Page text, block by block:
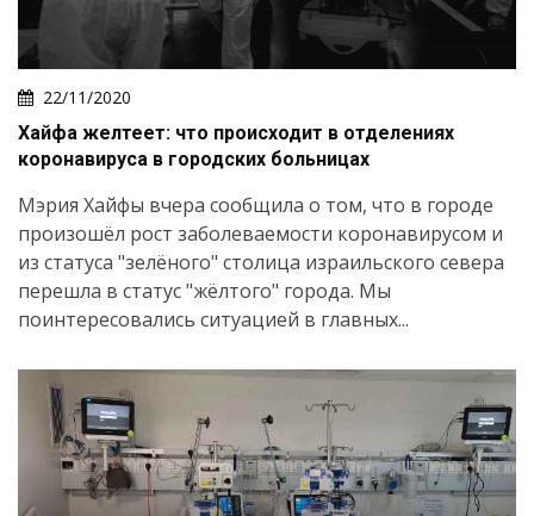
Искать
22/11/2020
Хайфа желтеет: что происходит в отделениях
коронавируса в городских больницах
Мэрия Хайфы вчера сообщила о том, что в городе
произошёл рост заболеваемости коронавирусом и
из статуса "зелёного" столица израильского севера
перешла в статус "жёлтого" города. Мы
поинтересовались ситуацией в главных...